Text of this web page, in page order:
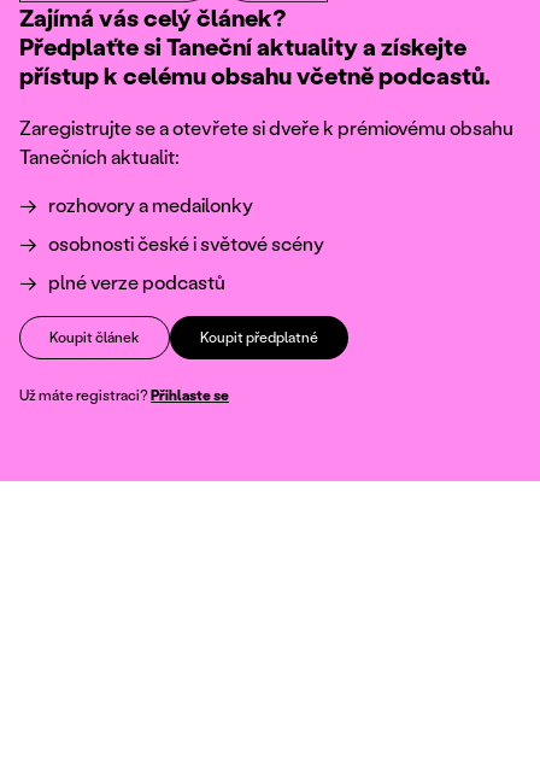
Zajímá vás celý článek?
Předplaťte si Taneční aktuality a získejte
přístup k celému obsahu včetně podcastů.
Zaregistrujte se a otevřete si dveře k prémiovému obsahu
Tanečních aktualit:
rozhovory a medailonky
osobnosti české i světové scény
plné verze podcastů
Koupit článek Koupit předplatné
Už máte registraci?Přihlaste se